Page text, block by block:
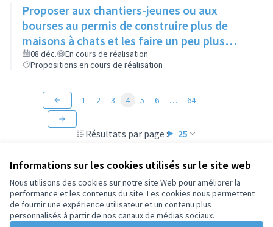
Informations sur les cookies utilisés sur le site web
Nous utilisons des cookies sur notre site Web pour améliorer la
performance et les contenus du site. Les cookies nous permettent
de fournir une expérience utilisateur et un contenu plus
personnalisés à partir de nos canaux de médias sociaux.
Proposer aux chantiers-jeunes ou aux
bourses au permis de construire plus de
maisons à chats et les faire un peu plus
grandes que celles existantes
08 déc.
En cours de réalisation
Propositions en cours de réalisation
Résultats par page : 25
1 2 3 4 5 6 … 64
Conditions d'utilisation
Paramètres des cookies